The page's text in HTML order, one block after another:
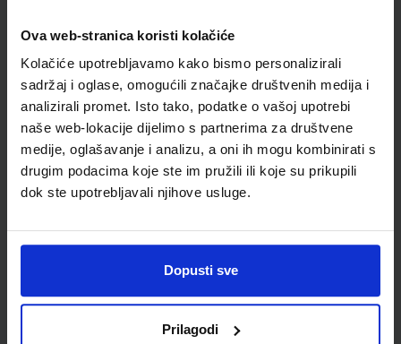
Ova web-stranica koristi kolačiće
Kolačiće upotrebljavamo kako bismo personalizirali
sadržaj i oglase, omogućili značajke društvenih medija i
analizirali promet. Isto tako, podatke o vašoj upotrebi
naše web-lokacije dijelimo s partnerima za društvene
medije, oglašavanje i analizu, a oni ih mogu kombinirati s
drugim podacima koje ste im pružili ili koje su prikupili
dok ste upotrebljavali njihove usluge.
Dopusti sve
Prilagodi
OTKRIVAMO MATEMATIKU 1; listići za dodatnu nastavu u
prvom razredu za osnovnu školu
Autor(i): Dubravka Glasnović Gracin Gabriela Žokalj Tanja Soucie
Nakladnik:ALFA d.d. Registarski broj ministarstva:6103-DOM
SKU: 556500 CIJENA:
ŠIFRA OMOTA:
Udžbenik
prvom razredu za osnovnu školu
Dubravka Glasnović Gracin Gabriela Žokalj Tanja Soucie